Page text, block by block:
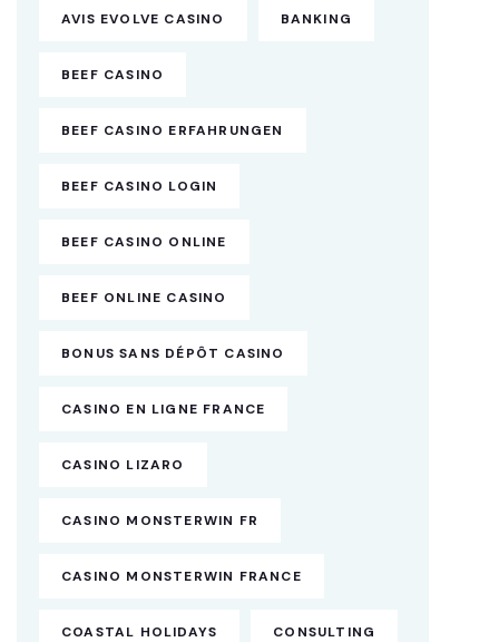
AVIS EVOLVE CASINO BANKING
BEEF CASINO
BEEF CASINO ERFAHRUNGEN
BEEF CASINO LOGIN
BEEF CASINO ONLINE
BEEF ONLINE CASINO
BONUS SANS DÉPÔT CASINO
CASINO EN LIGNE FRANCE
CASINO LIZARO
CASINO MONSTERWIN FR
CASINO MONSTERWIN FRANCE
COASTAL HOLIDAYS CONSULTING